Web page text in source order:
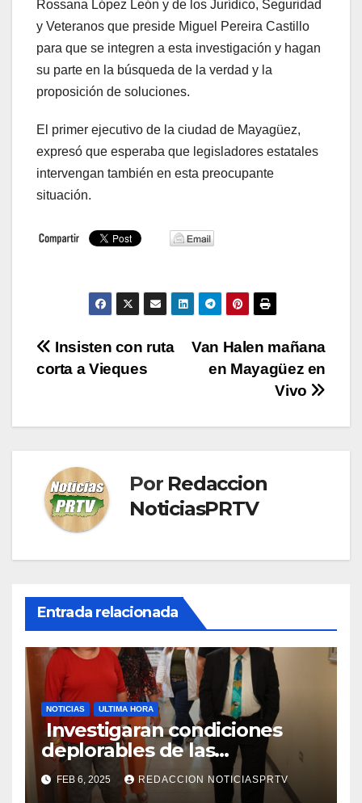
Rossana López León y de los Jurídico, Seguridad
y Veteranos que preside Miguel Pereira Castillo
para que se integren a esta investigación y hagan
su parte en la búsqueda de la verdad y la
proposición de soluciones.
El primer ejecutivo de la ciudad de Mayagüez,
expresó que esperaba que legisladores estatales
intervengan también en esta preocupante
situación.
Navegación
entradas
Van Halen mañana
en Mayagüez en
Vivo
Insisten con ruta
corta a Vieques
Por Redaccion
NoticiasPRTV
Entrada relacionada
NOTICIAS ULTIMA HORA
Investigaran condiciones
deplorables de las
facilidades el Departamento
de la Salud en Mayagüez
FEB 6, 2025 REDACCION NOTICIASPRTV